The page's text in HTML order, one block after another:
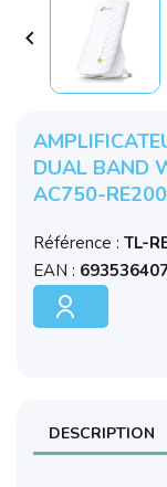

DUAL BAND
AC750-
Référence : TL-
EAN :
DESCRIPTION